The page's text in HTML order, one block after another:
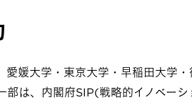
媛大学・東京大学・早稲田大学・
部は、内閣府SIP(戦略的イノベー